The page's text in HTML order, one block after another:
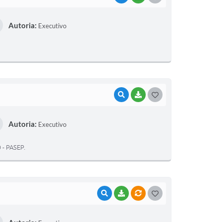
Autoria: Executivo
VISUALIZAR
BAIXAR
Autoria: Executivo
PASEP.
VISUALIZAR
BAIXARVÍNCULOS